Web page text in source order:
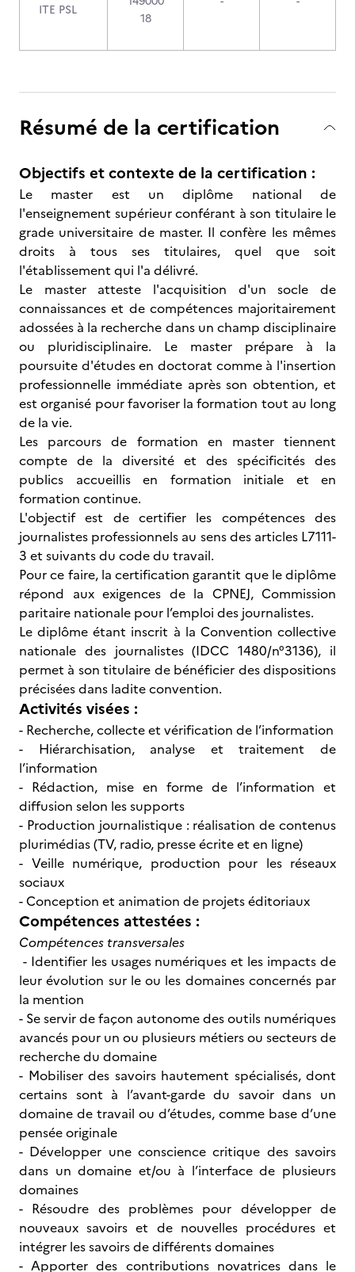
ITE PSL
18
Résumé de la certification
Objectifs et contexte de la certification :
Le master est un diplôme national de
l'enseignement supérieur conférant à son titulaire le
grade universitaire de master. Il confère les mêmes
droits à tous ses titulaires, quel que soit
l'établissement qui l'a délivré.
Le master atteste l'acquisition d'un socle de
connaissances et de compétences majoritairement
adossées à la recherche dans un champ disciplinaire
ou pluridisciplinaire. Le master prépare à la
poursuite d'études en doctorat comme à l'insertion
professionnelle immédiate après son obtention, et
est organisé pour favoriser la formation tout au long
de la vie.
Les parcours de formation en master tiennent
compte de la diversité et des spécificités des
publics accueillis en formation initiale et en
formation continue.
L'objectif est de certifier les compétences des
journalistes professionnels au sens des articles L7111-
3 et suivants du code du travail.
Pour ce faire, la certification garantit que le diplôme
répond aux exigences de la CPNEJ, Commission
paritaire nationale pour l’emploi des journalistes.
Le diplôme étant inscrit à la Convention collective
nationale des journalistes (IDCC 1480/n°3136), il
permet à son titulaire de bénéficier des dispositions
précisées dans ladite convention.
Activités visées :
- Recherche, collecte et vérification de l’information
- Hiérarchisation, analyse et traitement de
l’information
- Rédaction, mise en forme de l’information et
diffusion selon les supports
- Production journalistique : réalisation de contenus
plurimédias (TV, radio, presse écrite et en ligne)
- Veille numérique, production pour les réseaux
sociaux
- Conception et animation de projets éditoriaux
Compétences attestées :
Compétences transversales
- Identifier les usages numériques et les impacts de
leur évolution sur le ou les domaines concernés par
la mention
- Se servir de façon autonome des outils numériques
avancés pour un ou plusieurs métiers ou secteurs de
recherche du domaine
- Mobiliser des savoirs hautement spécialisés, dont
certains sont à l’avant-garde du savoir dans un
domaine de travail ou d’études, comme base d’une
pensée originale
- Développer une conscience critique des savoirs
dans un domaine et/ou à l’interface de plusieurs
domaines
- Résoudre des problèmes pour développer de
nouveaux savoirs et de nouvelles procédures et
intégrer les savoirs de différents domaines
- Apporter des contributions novatrices dans le